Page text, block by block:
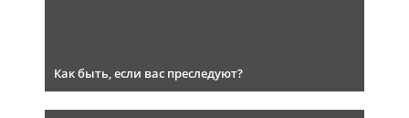
Как быть, если вас преследуют?